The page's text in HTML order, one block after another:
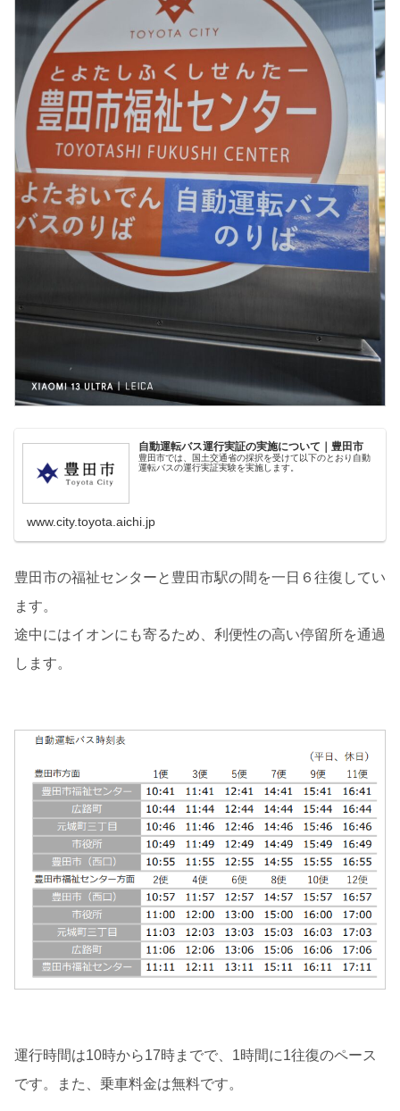
自動運転バス運行実証の実施について｜豊田市
豊田市では、国土交通省の採択を受けて以下のとおり自動
運転バスの運行実証実験を実施します。
www.city.toyota.aichi.jp
豊田市の福祉センターと豊田市駅の間を一日６往復してい
ます。
途中にはイオンにも寄るため、利便性の高い停留所を通過
します。
運行時間は10時から17時までで、1時間に1往復のペース
です。また、乗車料金は無料です。